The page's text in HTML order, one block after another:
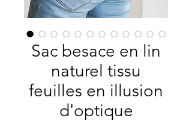
Sac besace en lin
naturel tissu
feuilles en illusion
d'optique